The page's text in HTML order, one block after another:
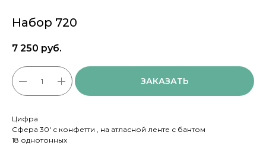
Набор 720
7 250 руб.
ЗАКАЗАТЬ
Цифра
Сфера 30' с конфетти , на атласной ленте с бантом
18 однотонных